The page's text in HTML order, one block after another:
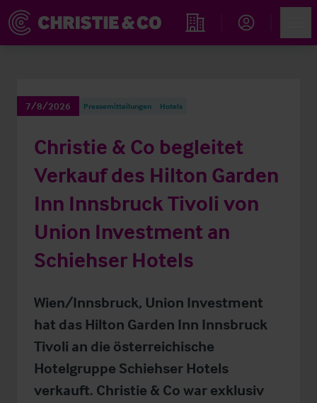
Immobiliensuche
7/8/2026 Pressemitteilungen Hotels
Christie & Co begleitet
Verkauf des Hilton Garden
Inn Innsbruck Tivoli von
Union Investment an
Schiehser Hotels
Wien/Innsbruck, Union Investment
hat das Hilton Garden Inn Innsbruck
Tivoli an die österreichische
Hotelgruppe Schiehser Hotels
verkauft. Christie & Co war exklusiv